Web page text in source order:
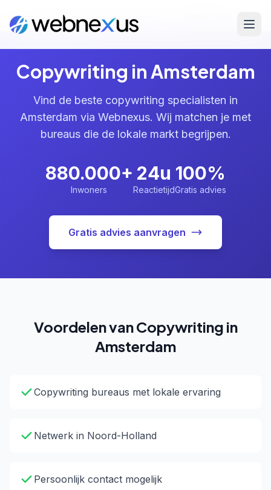
Home Diensten Copywriting
Copywriting in Amsterdam
Vind de beste copywriting specialisten in
Amsterdam via Webnexus. Wij matchen je met
bureaus die de lokale markt begrijpen.
880.000+
Inwoners
24u
Reactietijd
100%
Gratis advies
Gratis advies aanvragen
Voordelen van Copywriting in
Amsterdam
Copywriting bureaus met lokale ervaring
Netwerk in Noord-Holland
Persoonlijk contact mogelijk